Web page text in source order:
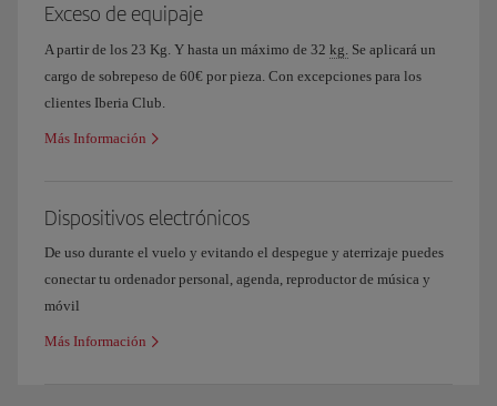
Exceso de equipaje
A partir de los 23 Kg. Y hasta un máximo de 32 kg. Se aplicará un
cargo de sobrepeso de 60€ por pieza. Con excepciones para los
clientes Iberia Club.
Más Información
Dispositivos electrónicos
De uso durante el vuelo y evitando el despegue y aterrizaje puedes
conectar tu ordenador personal, agenda, reproductor de música y
móvil
Más Información